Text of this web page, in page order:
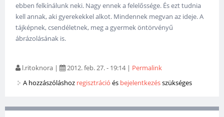
ebben felkínálunk neki. Nagy ennek a felelőssége. És ezt tudnia
kell annak, aki gyerekekkel alkot. Mindennek megvan az ideje. A
tájképnek, csendéletnek, meg a gyermek öntörvényű
ábrázolásának is.
l.ritoknora | 2012. feb. 27. - 19:14| Permalink
A hozzászóláshoz regisztráció és bejelentkezésszükséges